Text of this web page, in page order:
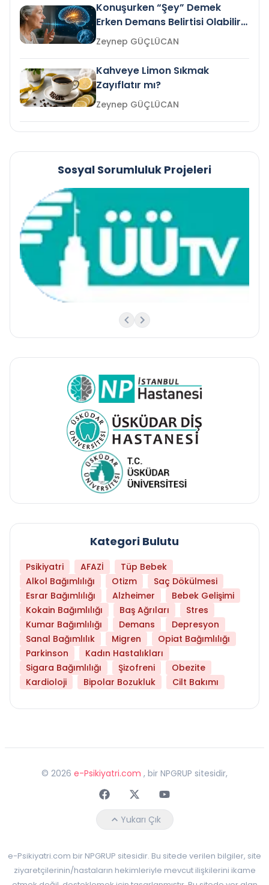
Konuşurken “Şey” Demek
Erken Demans Belirtisi Olabilir
mi?
Zeynep GÜÇLÜCAN
Kahveye Limon Sıkmak
Zayıflatır mı?
Zeynep GÜÇLÜCAN
Sosyal Sorumluluk Projeleri
Kategori Bulutu
Psikiyatri AFAZİ
Tüp Bebek
Alkol Bağımlılığı
Otizm
Saç Dökülmesi
Esrar Bağımlılığı
Alzheimer
Bebek Gelişimi
Kokain Bağımlılığı
Baş Ağrıları
Stres
Kumar Bağımlılığı
Demans
Depresyon
Sanal Bağımlılık
Migren
Opiat Bağımlılığı
Parkinson
Kadın Hastalıkları
Sigara Bağımlılığı
Şizofreni
Obezite
Kardioloji
Bipolar Bozukluk Cilt Bakımı
© 2026 e-Psikiyatri.com , bir NPGRUP sitesidir,
FaceebokTwitterYoutube
Yukarı Çık
e-Psikiyatri.com bir NPGRUP sitesidir. Bu sitede verilen bilgiler, site
ziyaretçilerinin/hastaların hekimleriyle mevcut ilişkilerini ikame